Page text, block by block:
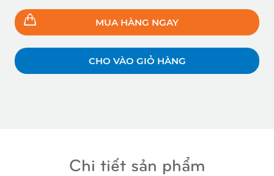
MUA HÀNG NGAY
CHO VÀO GIỎ HÀNG
Chi tiết sản phẩm